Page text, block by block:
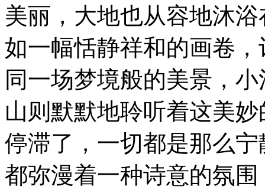
美丽，大地也从容地沐
如一幅恬静祥和的画卷
同一场梦境般的美景，
山则默默地聆听着这美
停滞了，一切都是那么
都弥漫着一种诗意的氛